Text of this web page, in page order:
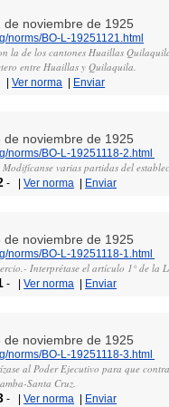
de noviembre de 1925
norms/BO-L-19251121.html
la de los cantones Huaillas
entre Huaillas y Quilaquila.
|Ver norma Enviar
de noviembre de 1925
norms/BO-L-19251118-2.html
varias partidas del
- |Ver norma Enviar
de noviembre de 1925
norms/BO-L-19251118-1.html
Interprétase el artículo 1° de la
- |Ver norma Enviar
de noviembre de 1925
norms/BO-L-19251118-3.html
al Poder Ejecutivo para que
Santa Cruz.
- |Ver norma Enviar